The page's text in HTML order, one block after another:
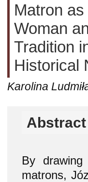
Matron
Woman
Tradition
Historical
Karolina
Abstract
By
matrons,